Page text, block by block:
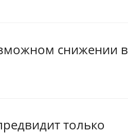
снижении в
только